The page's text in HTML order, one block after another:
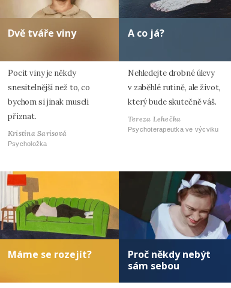
Dvě tváře viny
Pocit viny je někdy
snesitelnější než to, co
bychom si jinak museli
přiznat.
Kristina Sarisová
Psycholožka
A co já?
Nehledejte drobné úlevy
v zaběhlé rutině, ale život,
který bude skutečně váš.
Tereza Lehečka
Psychoterapeutka ve výcviku
Máme se rozejít?
Proč někdy nebýt
sám sebou